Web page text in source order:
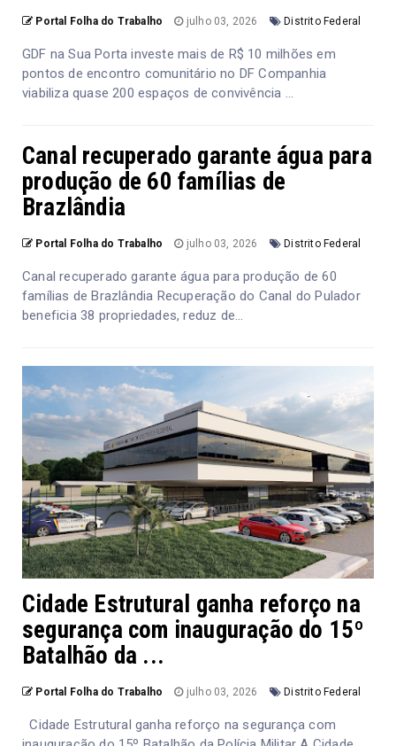
Portal Folha do Trabalho julho 03, 2026 Distrito Federal
GDF na Sua Porta investe mais de R$ 10 milhões em
pontos de encontro comunitário no DF Companhia
viabiliza quase 200 espaços de convivência ...
Canal recuperado garante água para
produção de 60 famílias de
Brazlândia
Portal Folha do Trabalho julho 03, 2026 Distrito Federal
Canal recuperado garante água para produção de 60
famílias de Brazlândia Recuperação do Canal do Pulador
beneficia 38 propriedades, reduz de...
Cidade Estrutural ganha reforço na
segurança com inauguração do 15º
Batalhão da ...
Portal Folha do Trabalho julho 03, 2026 Distrito Federal
Cidade Estrutural ganha reforço na segurança com